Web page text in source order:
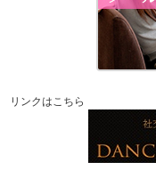
リンクはこちら